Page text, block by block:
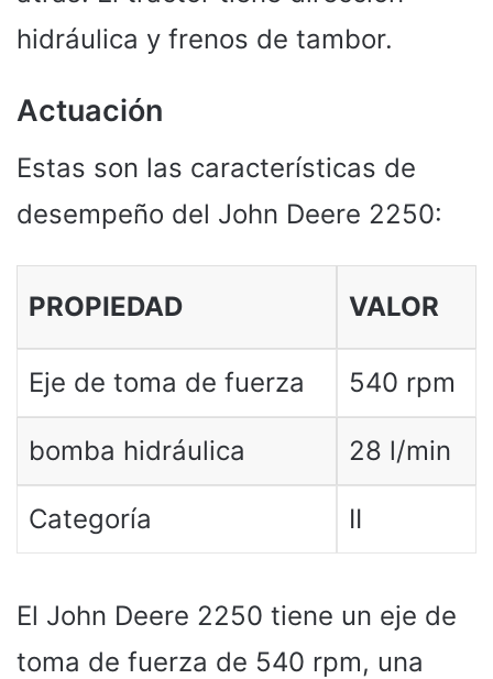
hidráulica y frenos de tambor.
Actuación
Estas son las características de
desempeño del John Deere 2250:
PROPIEDAD VALOR
Eje de toma de fuerza 540 rpm
bomba hidráulica 28 l/min
Categoría II
El John Deere 2250 tiene un eje de
toma de fuerza de 540 rpm, una